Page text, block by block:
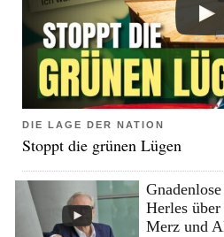
DIE LAGE DER NATION
Stoppt die grünen Lügen
Herles
Merz und